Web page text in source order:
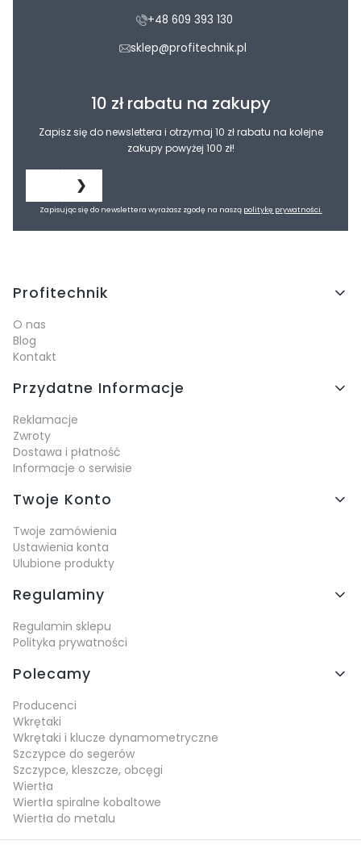
+48 609 393 130
sklep@profitechnik.pl
10 zł rabatu na zakupy
Zapisz się do newslettera i otrzymaj 10 zł rabatu na kolejne
zakupy powyżej 100 zł!
❯
Zapisując się do newslettera wyrażasz zgodę na naszą politykę prywatności.
Linki w stopce
Profitechnik
O nas
Blog
Kontakt
Przydatne Informacje
Reklamacje
Zwroty
Dostawa i płatność
Informacje o serwisie
Twoje Konto
Twoje zamówienia
Ustawienia konta
Ulubione produkty
Regulaminy
Regulamin sklepu
Polityka prywatności
Polecamy
Producenci
Wkrętaki
Wkrętaki i klucze dynamometryczne
Szczypce do segerów
Szczypce, kleszcze, obcęgi
Wiertła
Wiertła spiralne kobaltowe
Wiertła do metalu